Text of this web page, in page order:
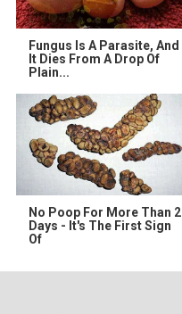
Fungus Is A Parasite, And
It Dies From A Drop Of
Plain...
No Poop For More Than 2
Days - It's The First Sign
Of